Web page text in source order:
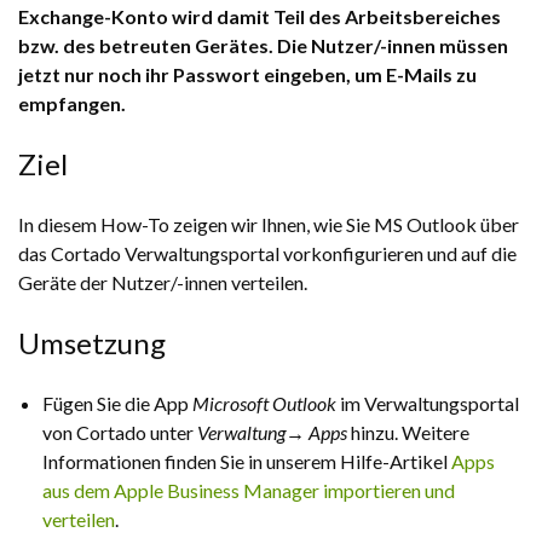
Exchange-Konto wird damit Teil des Arbeitsbereiches
bzw. des betreuten Gerätes. Die Nutzer/-innen müssen
jetzt nur noch ihr Passwort eingeben, um E-Mails zu
empfangen.
Ziel
In diesem How-To zeigen wir Ihnen, wie Sie MS Outlook über
das Cortado Verwaltungsportal vorkonfigurieren und auf die
Geräte der Nutzer/-innen verteilen.
Umsetzung
Fügen Sie die App Microsoft Outlook im Verwaltungsportal
von Cortado unter Verwaltung→ Appshinzu. Weitere
Informationen finden Sie in unserem Hilfe-ArtikelApps
aus dem Apple Business Manager importieren und
verteilen.